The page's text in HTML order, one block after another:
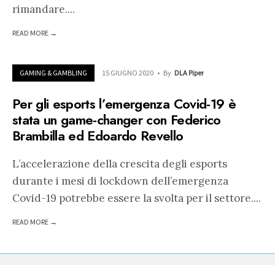
rimandare....
READ MORE →
GAMING & GAMBLING 15 GIUGNO 2020 • By DLA Piper
Per gli esports l’emergenza Covid-19 è
stata un game-changer con Federico
Brambilla ed Edoardo Revello
L’accelerazione della crescita degli esports
durante i mesi di lockdown dell’emergenza
Covid-19 potrebbe essere la svolta per il settore....
READ MORE →